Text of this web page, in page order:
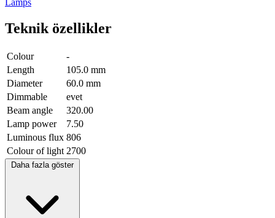
Lamps
Teknik özellikler
Colour
-
Length
105.0 mm
Diameter
60.0 mm
Dimmable
evet
Beam angle
320.00
Lamp power
7.50
Luminous flux 806
Colour of light 2700
Daha fazla göster